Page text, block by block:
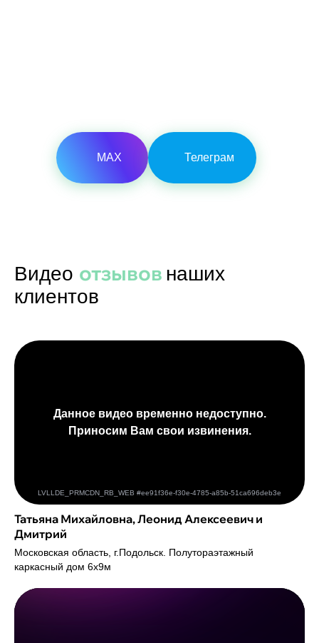
МАХ Телеграм
Видео отзывов наших
клиентов
Татьяна Михайловна, Леонид Алексеевич и
Дмитрий
Московская область, г.Подольск. Полутораэтажный
каркасный дом 6х9м